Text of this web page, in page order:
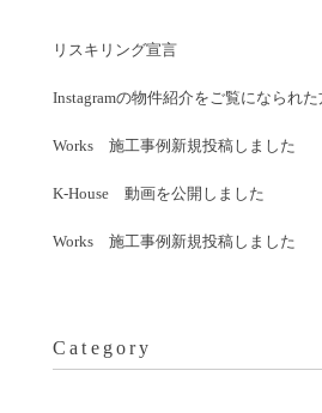
リスキリング宣言
Instagramの物件紹介をご覧になられ
Works 施工事例新規投稿しました
K-House 動画を公開しました
Works 施工事例新規投稿しました
Category